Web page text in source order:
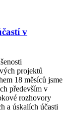
v
projektů
18 měsíců jsme
především v
rozhovory
a úskalích účasti